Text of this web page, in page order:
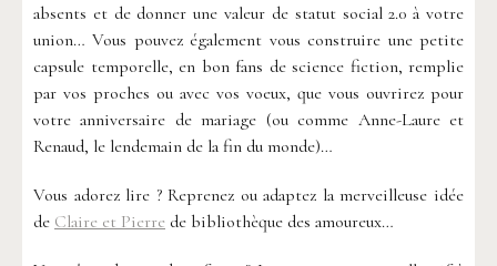
absents et de donner une valeur de statut social 2.0 à votre
union… Vous pouvez également vous construire une petite
capsule temporelle, en bon fans de science fiction, remplie
par vos proches ou avec vos voeux, que vous ouvrirez pour
votre anniversaire de mariage (ou comme Anne-Laure et
Renaud, le lendemain de la fin du monde)…
Vous adorez lire ? Reprenez ou adaptez la merveilleuse idée
de Claire et Pierre de bibliothèque des amoureux…